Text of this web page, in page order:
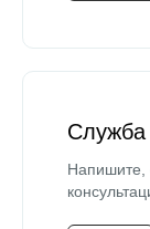
Служба
Напишите,